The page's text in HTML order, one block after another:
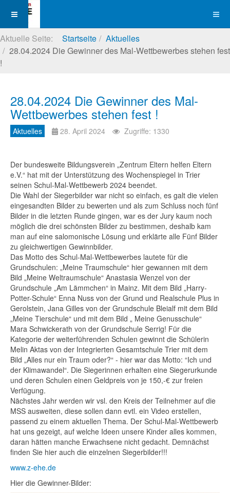
Aktuelle Seite: Startseite
Aktuelles
28.04.2024 Die Gewinner des Mal-Wettbewerbes stehen fest
!
28.04.2024 Die Gewinner des Mal-
Wettbewerbes stehen fest !
Aktuelles 28. April 2024 Zugriffe: 1330
Der bundesweite Bildungsverein „Zentrum Eltern helfen Eltern
e.V.“ hat mit der Unterstützung des Wochenspiegel in Trier
seinen Schul-Mal-Wettbewerb 2024 beendet.
Die Wahl der Siegerbilder war nicht so einfach, es galt die vielen
eingesandten Bilder zu bewerten und als zum Schluss noch fünf
Bilder in die letzten Runde gingen, war es der Jury kaum noch
möglich die drei schönsten Bilder zu bestimmen, deshalb kam
man auf eine salomonische Lösung und erklärte alle Fünf Bilder
zu gleichwertigen Gewinnbilder.
Das Motto des Schul-Mal-Wettbewerbes lautete für die
Grundschulen: „Meine Traumschule“ hier gewannen mit dem
Bild „Meine Weltraumschule“ Anastasia Wenzel von der
Grundschule „Am Lämmchen“ in Mainz. Mit dem Bild „Harry-
Potter-Schule“ Enna Nuss von der Grund und Realschule Plus in
Gerolstein, Jana Gilles von der Grundschule Bleialf mit dem Bild
„Meine Tierschule“ und mit dem Bild „ Meine Genusschule“
Mara Schwickerath von der Grundschule Serrig! Für die
Kategorie der weiterführenden Schulen gewinnt die Schülerin
Melin Aktas von der Integrierten Gesamtschule Trier mit dem
Bild „Alles nur ein Traum oder?“ - hier war das Motto: “Ich und
der Klimawandel“. Die Siegerinnen erhalten eine Siegerurkunde
und deren Schulen einen Geldpreis von je 150,-€ zur freien
Verfügung.
Nächstes Jahr werden wir vsl. den Kreis der Teilnehmer auf die
MSS ausweiten, diese sollen dann evtl. ein Video erstellen,
passend zu einem aktuellen Thema. Der Schul-Mal-Wettbewerb
hat uns gezeigt, auf welche Ideen unsere Kinder alles kommen,
daran hätten manche Erwachsene nicht gedacht. Demnächst
finden Sie hier auch die einzelnen Siegerbilder!!!
www.z-ehe.de
Hier die Gewinner-Bilder: